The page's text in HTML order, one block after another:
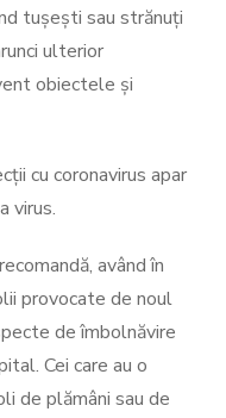
tușești sau strănuți
ulterior
obiectele și
cu coronavirus apar
virus.
având în
provocate de noul
de îmbolnăvire
Cei care au o
de plămâni sau de